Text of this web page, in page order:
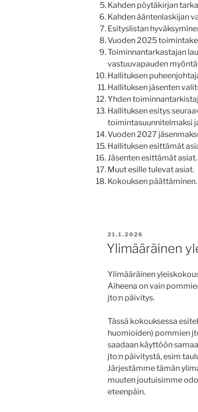
Kahden pöytäkirjan
Kahden ääntenlaskijan
Esityslistan
Vuoden 2025
Toiminnantarkastajan
vastuuvapauden
Hallituksen
Hallituksen jäsenten
Yhden
Hallituksen esitys
toimintasuunnitelmaksi
Vuoden 2027
Hallituksen esittämät
Jäsenten esittämät asiat.
Muut esille tulevat asiat.
Kokouksen päättäminen.
JULKAISTU
21.1.2026
Ylimääräinen
Ylimääräinen
Aiheena on vain
jto:n päivitys.
Tässä kokouksessa
huomioiden) pommien
saadaan käyttöön
jto:n päivitystä, esim
Järjestämme tämän
muuten joutuisimme
eteenpäin.